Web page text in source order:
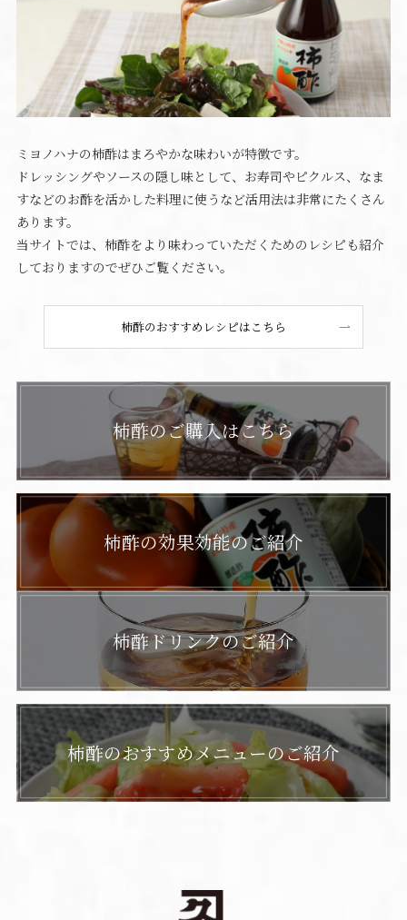
ミヨノハナの柿酢はまろやかな味わいが特徴です。
ドレッシングやソースの隠し味として、お寿司やピクルス、なま
すなどのお酢を活かした料理に使うなど活用法は非常にたくさん
あります。
当サイトでは、柿酢をより味わっていただくためのレシピも紹介
しておりますのでぜひご覧ください。
柿酢のおすすめレシピはこちら
柿酢のご購入はこちら
柿酢の効果効能のご紹介
柿酢ドリンクのご紹介
柿酢のおすすめメニューのご紹介